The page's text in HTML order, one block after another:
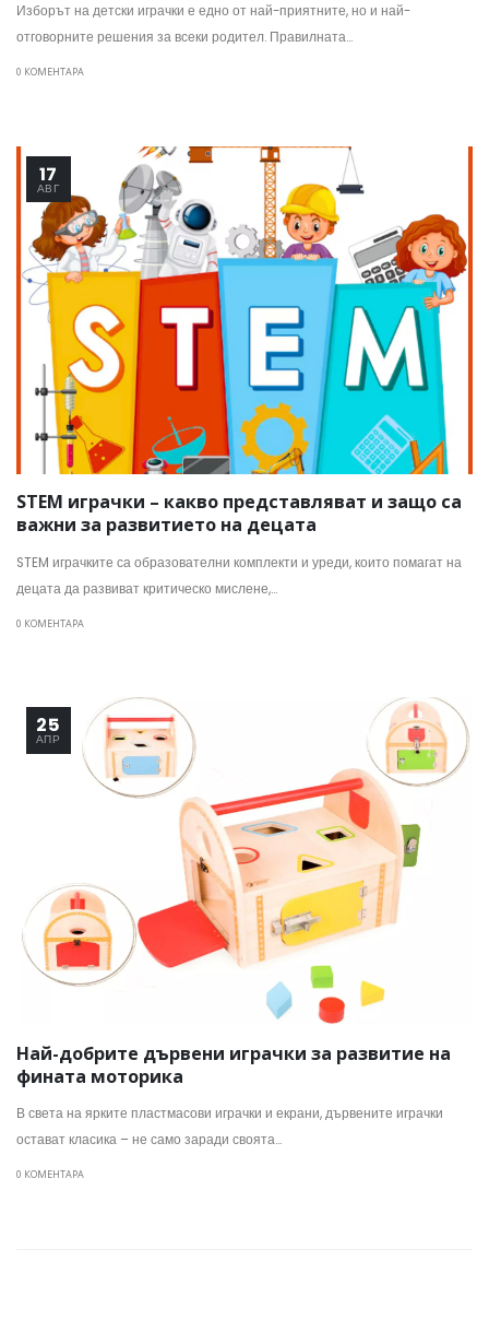
Изборът на детски играчки е едно от най-приятните, но и най-
отговорните решения за всеки родител. Правилната...
0 КОМЕНТАРА
17
АВГ
STEM играчки – какво представляват и защо са
важни за развитието на децата
STEM играчките са образователни комплекти и уреди, които помагат на
децата да развиват критическо мислене,...
0 КОМЕНТАРА
25
АПР
Най-добрите дървени играчки за развитие на
фината моторика
В света на ярките пластмасови играчки и екрани, дървените играчки
остават класика – не само заради своята...
0 КОМЕНТАРА